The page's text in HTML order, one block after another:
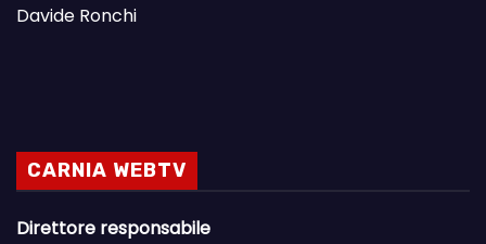
Davide Ronchi
CARNIA WEBTV
Direttore responsabile